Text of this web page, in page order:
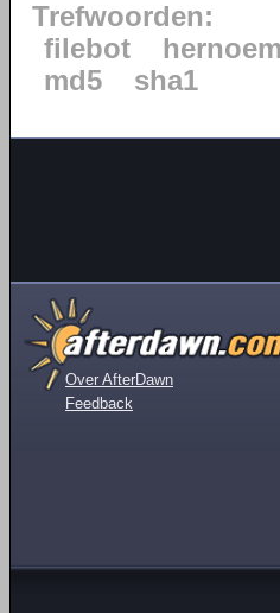
Trefwoorden:
filebot
md5
sha1
Over AfterDawn
Feedback